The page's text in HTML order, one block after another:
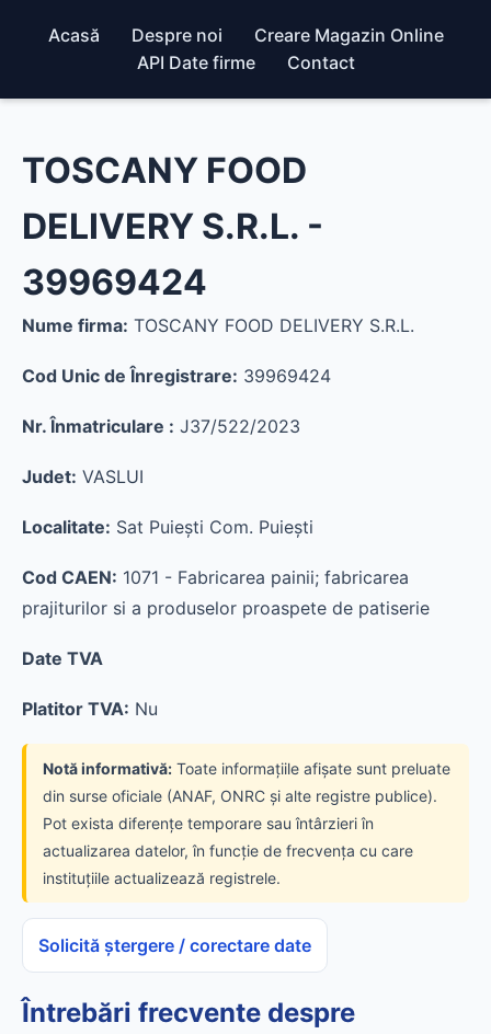
Acasă Despre noi
Creare Magazin Online
API Date firme
Contact
TOSCANY FOOD
DELIVERY S.R.L. -
39969424
Nume firma: TOSCANY FOOD DELIVERY S.R.L.
Cod Unic de Înregistrare: 39969424
Nr. Înmatriculare : J37/522/2023
Judet: VASLUI
Localitate: Sat Puieşti Com. Puieşti
Cod CAEN: 1071 - Fabricarea painii; fabricarea
prajiturilor si a produselor proaspete de patiserie
Date TVA
Platitor TVA: Nu
Notă informativă: Toate informațiile afișate sunt preluate
din surse oficiale (ANAF, ONRC și alte registre publice).
Pot exista diferențe temporare sau întârzieri în
actualizarea datelor, în funcție de frecvența cu care
instituțiile actualizează registrele.
Solicită ștergere / corectare date
Întrebări frecvente despre